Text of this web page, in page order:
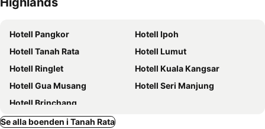
Hotell Pangkor
Hotell Ipoh
Hotell Tanah Rata
Hotell Lumut
Hotell Ringlet
Hotell Kuala Kangsar
Hotell Gua Musang
Hotell Seri Manjung
Hotell Brinchang
Se alla boenden i Tanah Rata